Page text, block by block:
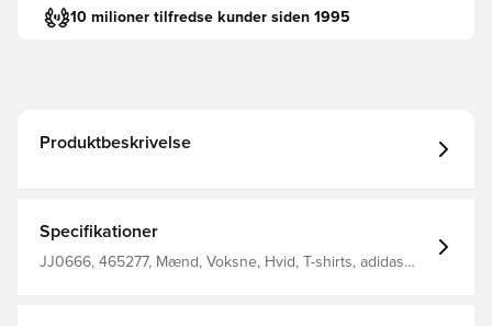
10 milioner tilfredse kunder siden 1995
Produktbeskrivelse
Specifikationer
JJ0666, 465277, Mænd, Voksne, Hvid, T-shirts, adidas